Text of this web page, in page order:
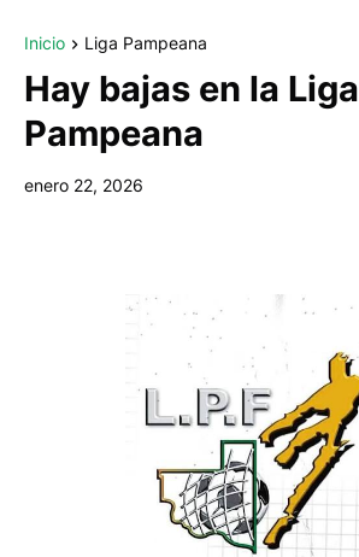
Inicio Liga Pampeana
Hay bajas en la Liga
Pampeana
enero 22, 2026